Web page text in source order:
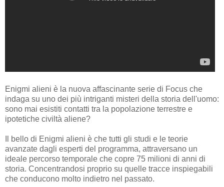
Enigmi alieni è la nuova affascinante serie di Focus che
indaga su uno dei più intriganti misteri della storia dell'uomo:
sono mai esistiti contatti tra la popolazione terrestre e
ipotetiche civiltà aliene?
Il bello di Enigmi alieni è che tutti gli studi e le teorie
avanzate dagli esperti del programma, attraversano un
ideale percorso temporale che copre 75 milioni di anni di
storia. Concentrandosi proprio su quelle tracce inspiegabili
che conducono molto indietro nel passato.